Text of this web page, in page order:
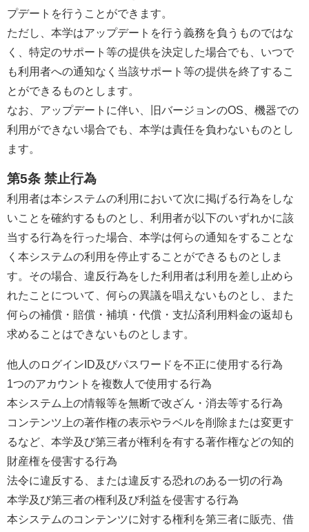
プデートを行うことができます。
ただし、本学はアップデートを行う義務を負うものではな
く、特定のサポート等の提供を決定した場合でも、いつで
も利用者への通知なく当該サポート等の提供を終了するこ
とができるものとします。
なお、アップデートに伴い、旧バージョンのOS 、機器での
利用ができない場合でも、本学は責任を負わないものとし
ます。
第5条 禁止行為
利用者は本システムの利用において次に掲げる行為をしな
いことを確約するものとし、利用者が以下のいずれかに該
当する行為を行った場合、本学は何らの通知をすることな
く本システムの利用を停止することができるものとしま
す。その場合、違反行為をした利用者は利用を差し止めら
れたことについて、何らの異議を唱えないものとし、また
何らの補償・賠償・補填・代償・支払済利用料金の返却も
求めることはできないものとします。
他人のログイン ID及びパスワードを不正に使用する行為
1 つのアカウントを複数人で使用する行為
本システム上の情報等を無断で改ざん・消去等する行為
コンテンツ上の著作権の表示やラベルを削除または変更す
るなど、本学及び第三者が権利を有する著作権などの知的
財産権を侵害する行為
法令に違反する、または違反する恐れのある一切の行為
本学及び第三者の権利及び利益を侵害する行為
本システムのコンテンツに対する権利を第三者に販売、借